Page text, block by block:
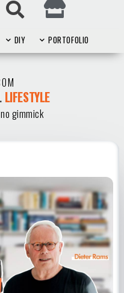
DIY PORTOFOLIO
MARKETING
gimmick